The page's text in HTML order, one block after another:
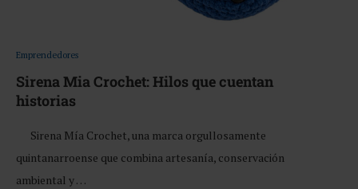
Emprendedores
Sirena Mia Crochet: Hilos que cuentan
historias
Sirena Mía Crochet, una marca orgullosamente
quintanarroense que combina artesanía, conservación
ambiental y …